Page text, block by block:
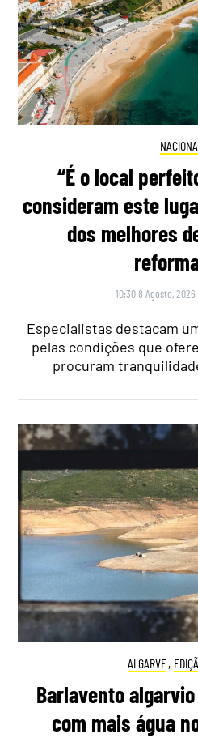
“É o local
consideram este
dos melhores
10:30 8 Agosto, 2026
Especialistas destacam
pelas condições que
procuram
ALGARVE,
Barlavento
com mais água